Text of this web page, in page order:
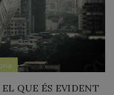
QUE ÉS EVIDENT